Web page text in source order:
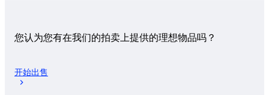
您认为您有在我们的拍卖上提供的理想物品吗？
开始出售